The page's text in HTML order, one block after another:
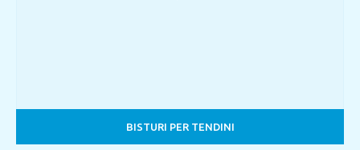
BISTURI PER TENDINI